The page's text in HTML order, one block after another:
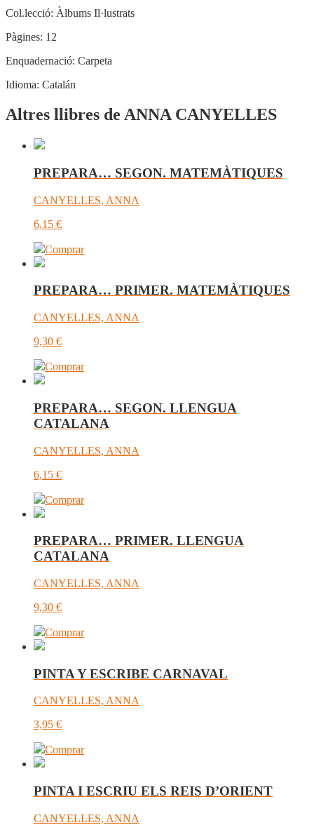
Col.lecció: Àlbums Il·lustrats
Pàgines: 12
Enquadernació: Carpeta
Idioma: Catalán
Altres llibres de ANNA CANYELLES
PREPARA… SEGON. MATEMÀTIQUES
CANYELLES, ANNA
6,15 €
Comprar
PREPARA… PRIMER. MATEMÀTIQUES
CANYELLES, ANNA
9,30 €
Comprar
PREPARA… SEGON. LLENGUA
CATALANA
CANYELLES, ANNA
6,15 €
Comprar
PREPARA… PRIMER. LLENGUA
CATALANA
CANYELLES, ANNA
9,30 €
Comprar
PINTA Y ESCRIBE CARNAVAL
CANYELLES, ANNA
3,95 €
Comprar
PINTA I ESCRIU ELS REIS D’ORIENT
CANYELLES, ANNA